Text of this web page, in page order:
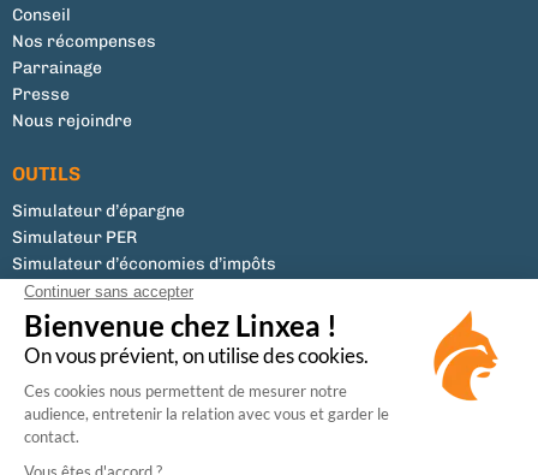
Conseil
Nos récompenses
Parrainage
Presse
Nous rejoindre
OUTILS
Simulateur d’épargne
Simulateur PER
Simulateur d’économies d’impôts
Tous les documents
Liste des supports
Modifier mes préférences de cookies
Conseiller en Investissements Financiers (CIF)
Membre de la CNCGP, association professionnelle agréée par l’Autorité des Marchés
Financiers (AMF).